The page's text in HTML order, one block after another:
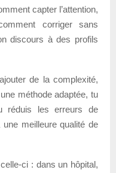
capter l’attention,
corriger sans
discours à des profils
de la complexité,
méthode adaptée, tu
réduis les erreurs de
meilleure qualité de
ci : dans un hôpital,